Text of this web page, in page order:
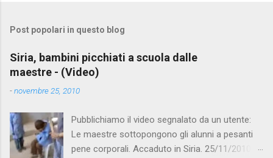
Post popolari in questo blog
Siria, bambini picchiati a scuola dalle
maestre - (Video)
-novembre 25, 2010
Pubblichiamo il video segnalato da un utente:
Le maestre sottopongono gli alunni a pesanti
pene corporali. Accaduto in Siria. 25/11/2010